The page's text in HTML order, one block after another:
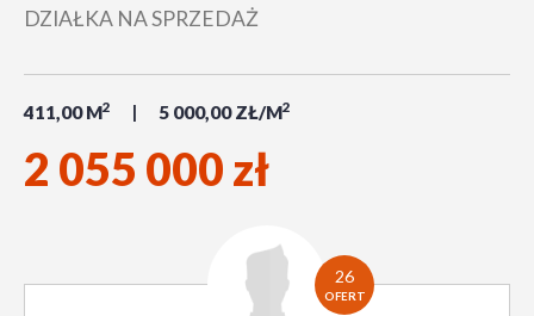
DZIAŁKA NA SPRZEDAŻ
411,00 M2 5 000,00 ZŁ/M2
2 055 000 zł
26
OFERT